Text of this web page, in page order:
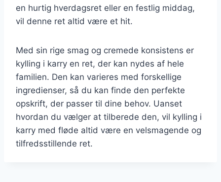
en hurtig hverdagsret eller en festlig middag,
vil denne ret altid være et hit.
Med sin rige smag og cremede konsistens er
kylling i karry en ret, der kan nydes af hele
familien. Den kan varieres med forskellige
ingredienser, så du kan finde den perfekte
opskrift, der passer til dine behov. Uanset
hvordan du vælger at tilberede den, vil kylling i
karry med fløde altid være en velsmagende og
tilfredsstillende ret.